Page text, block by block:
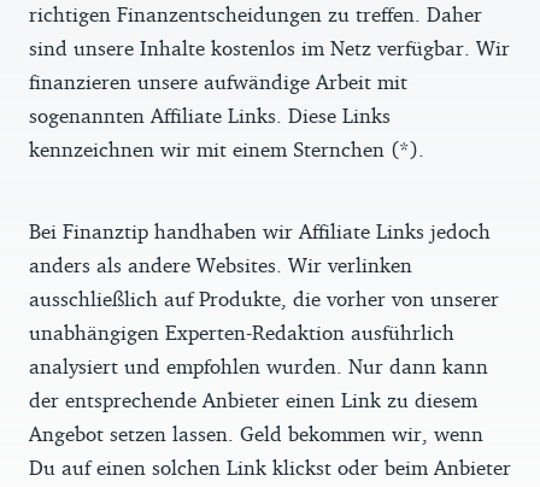
richtigen Finanzentscheidungen zu treffen. Daher
sind unsere Inhalte kostenlos im Netz verfügbar. Wir
finanzieren unsere aufwändige Arbeit mit
sogenannten Affiliate Links. Diese Links
kennzeichnen wir mit einem Sternchen (*).
Bei Finanztip handhaben wir Affiliate Links jedoch
anders als andere Websites. Wir verlinken
ausschließlich auf Produkte, die vorher von unserer
unabhängigen Experten-Redaktion ausführlich
analysiert und empfohlen wurden. Nur dann kann
der entsprechende Anbieter einen Link zu diesem
Angebot setzen lassen. Geld bekommen wir, wenn
Du auf einen solchen Link klickst oder beim Anbieter